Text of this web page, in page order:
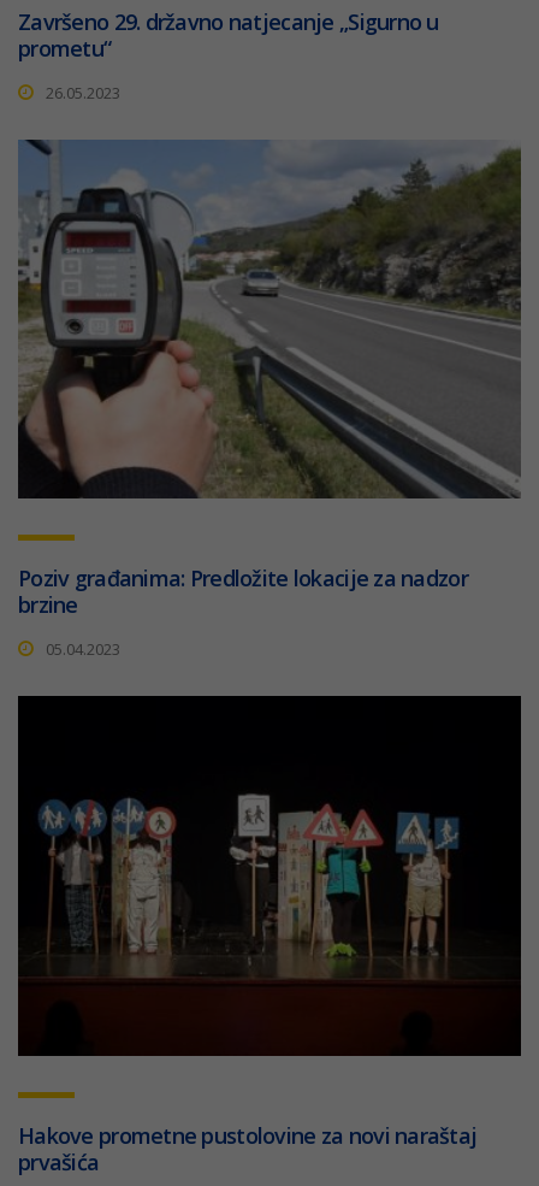
Završeno 29. državno natjecanje „Sigurno u
prometu“
26.05.2023
Poziv građanima: Predložite lokacije za nadzor
brzine
05.04.2023
Hakove prometne pustolovine za novi naraštaj
prvašića